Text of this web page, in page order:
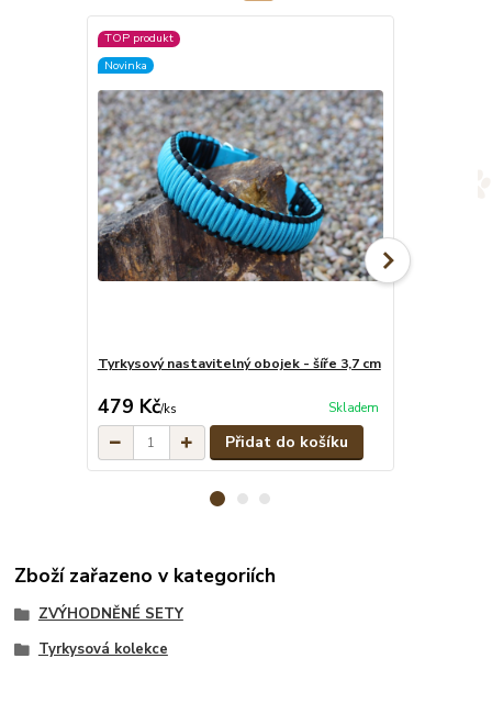
TOP produkt
Novinka
Tyrkysový nastavitelný obojek - šíře 3,7 cm
479 Kč/ks Skladem
Přidat do košíku
Zboží zařazeno v kategoriích
ZVÝHODNĚNÉ SETY
Tyrkysová kolekce